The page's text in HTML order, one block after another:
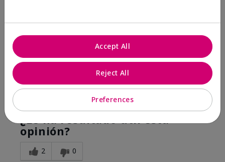
Comentarios sobre White Tea & Citrus Satin
Body® Silkening Shea Lotion
I bought this for my girlfriend and she loves it as
much as I do!
Mostrar Traducción
Sí, recomendaría a un amigo
¿Le ha resultado útil esta
opinión?
2 0
Preferences
Reject All
Accept All